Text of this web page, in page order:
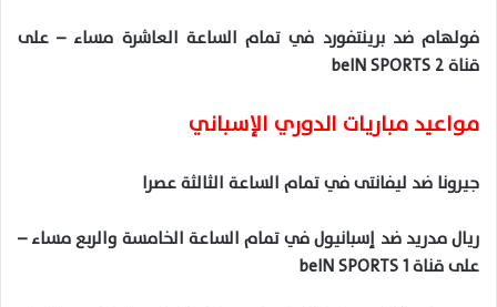
فولهام ضد برينتفورد في تمام الساعة العاشرة مساء – على
قناة beIN SPORTS 2
مواعيد مباريات الدوري الإسباني
جيرونا ضد ليفانتى في تمام الساعة الثالثة عصرا
ريال مدريد ضد إسبانيول في تمام الساعة الخامسة والربع مساء –
على قناة beIN SPORTS 1